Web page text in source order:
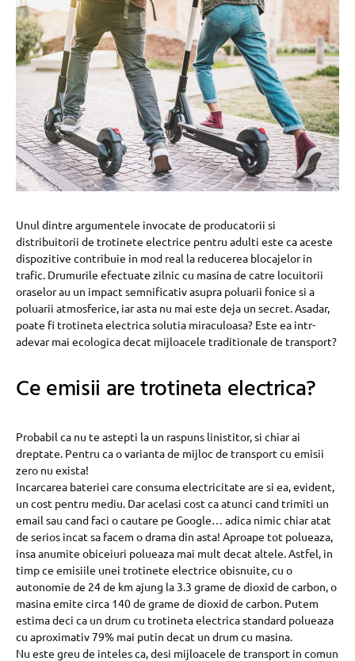
Unul dintre argumentele invocate de producatorii si
distribuitorii de trotinete electrice pentru adulti este ca aceste
dispozitive contribuie in mod real la reducerea blocajelor in
trafic. Drumurile efectuate zilnic cu masina de catre locuitorii
oraselor au un impact semnificativ asupra poluarii fonice si a
poluarii atmosferice, iar asta nu mai este deja un secret. Asadar,
poate fi trotineta electrica solutia miraculoasa? Este ea intr-
adevar mai ecologica decat mijloacele traditionale de transport?
Ce emisii are trotineta electrica?
Probabil ca nu te astepti la un raspuns linistitor, si chiar ai
dreptate. Pentru ca o varianta de mijloc de transport cu emisii
zero nu exista!
Incarcarea bateriei care consuma electricitate are si ea, evident,
un cost pentru mediu. Dar acelasi cost ca atunci cand trimiti un
email sau cand faci o cautare pe Google… adica nimic chiar atat
de serios incat sa facem o drama din asta! Aproape tot polueaza,
insa anumite obiceiuri polueaza mai mult decat altele. Astfel, in
timp ce emisiile unei trotinete electrice obisnuite, cu o
autonomie de 24 de km ajung la 3.3 grame de dioxid de carbon, o
masina emite circa 140 de grame de dioxid de carbon. Putem
estima deci ca un drum cu trotineta electrica standard polueaza
cu aproximativ 79% mai putin decat un drum cu masina.
Nu este greu de inteles ca, desi mijloacele de transport in comun